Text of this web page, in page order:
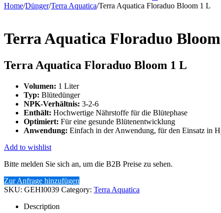
Home/Dünger/Terra Aquatica/Terra Aquatica Floraduo Bloom 1 L
Terra Aquatica Floraduo
Terra Aquatica Floraduo Bloom 1 L
Volumen: 1 Liter
Typ: Blütedünger
NPK-Verhältnis: 3-2-6
Enthält: Hochwertige Nährstoffe für die Blütephase
Optimiert: Für eine gesunde Blütenentwicklung
Anwendung: Einfach in der Anwendung, für den Einsatz in
Add to wishlist
Bitte melden Sie sich an, um die B2B Preise zu sehen.
Zur Anfrage hinzufügen
SKU: GEHI0039 Category: Terra Aquatica
Description